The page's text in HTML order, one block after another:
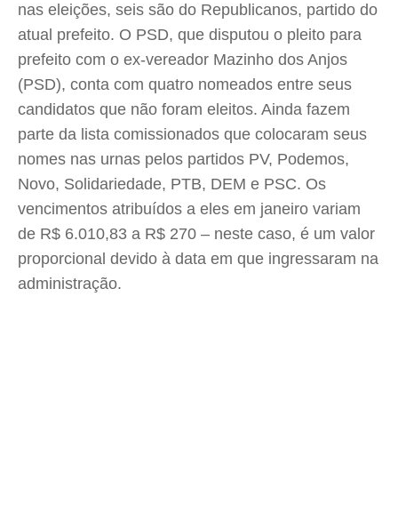
nas eleições, seis são do Republicanos, partido do
atual prefeito. O PSD, que disputou o pleito para
prefeito com o ex-vereador Mazinho dos Anjos
(PSD), conta com quatro nomeados entre seus
candidatos que não foram eleitos. Ainda fazem
parte da lista comissionados que colocaram seus
nomes nas urnas pelos partidos PV, Podemos,
Novo, Solidariedade, PTB, DEM e PSC. Os
vencimentos atribuídos a eles em janeiro variam
de R$ 6.010,83 a R$ 270 – neste caso, é um valor
proporcional devido à data em que ingressaram na
administração.